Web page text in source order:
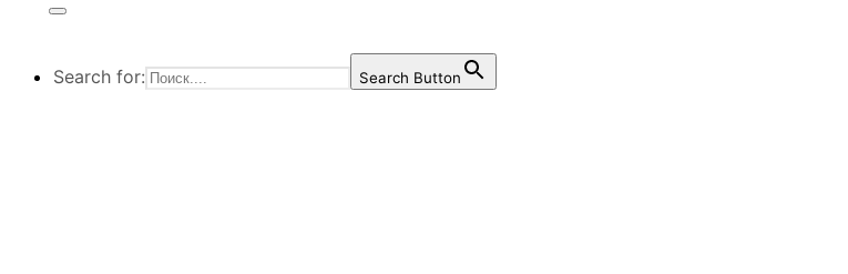
Search for: Search Button